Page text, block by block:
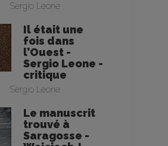
Sergio Leone
Il était une
fois dans
l’Ouest -
Sergio Leone -
critique
Sergio Leone
Le manuscrit
trouvé à
Saragosse -